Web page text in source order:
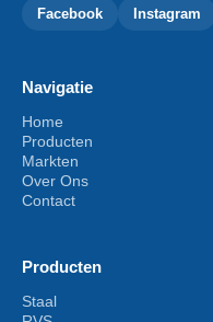
Facebook Instagram
Navigatie
Home
Producten
Markten
Over Ons
Contact
Producten
Staal